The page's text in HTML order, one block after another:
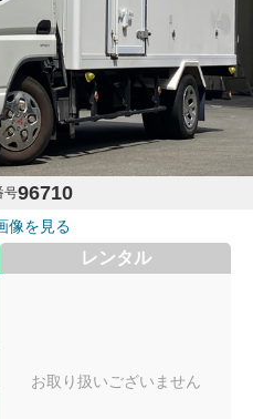
号96710
像を見る
レンタル
お取り扱いございません